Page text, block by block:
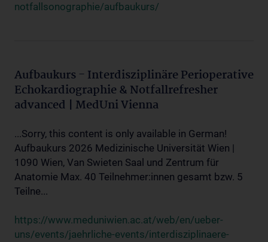
notfallsonographie/aufbaukurs/
Aufbaukurs - Interdisziplinäre Perioperative
Echokardiographie & Notfallrefresher
advanced | MedUni Vienna
...Sorry, this content is only available in German!
Aufbaukurs 2026 Medizinische Universität Wien |
1090 Wien, Van Swieten Saal und Zentrum für
Anatomie Max. 40 Teilnehmer:innen gesamt bzw. 5
Teilne...
https://www.meduniwien.ac.at/web/en/ueber-
uns/events/jaehrliche-events/interdisziplinaere-